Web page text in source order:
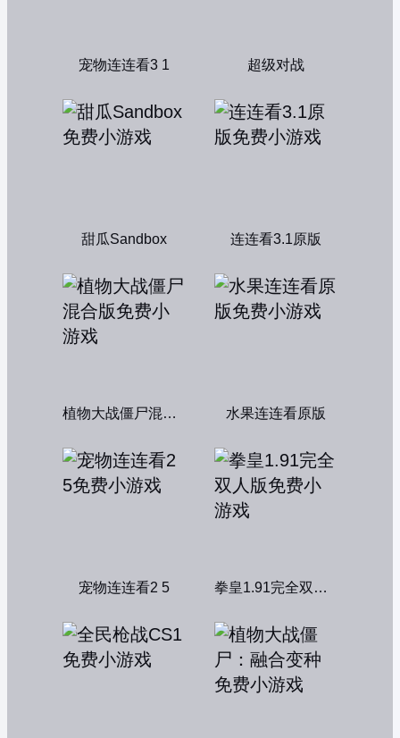
宠物连连看3 1 超级对战
甜瓜Sandbox 连连看3.1原版
植物大战僵尸混合版 水果连连看原版
宠物连连看2 5 拳皇1.91完全双人版